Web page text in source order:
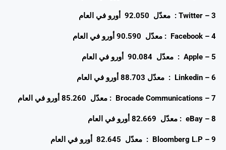
3 – Twitter : معدّل 92.050 أورو في العام
4 – Facebook : معدّل 90.590 أورو في العام
5 – Apple : معدّل 90.084 أورو في العام
6 – Linkedin : معدّل 88.703 أورو في العام
7 – Brocade Communications : معدّل 85.260 أورو في العام
8 – eBay : معدّل 82.669 أورو في العام
9 – Bloomberg L.P : معدّل 82.645 أورو في العام